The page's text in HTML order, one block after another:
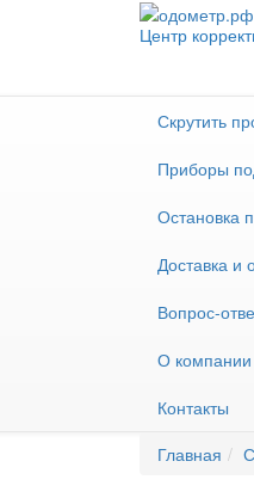
Центр
Скрутить
Приборы
Остановка
Доставка и
Вопрос-
О компании
Контакты
Главная